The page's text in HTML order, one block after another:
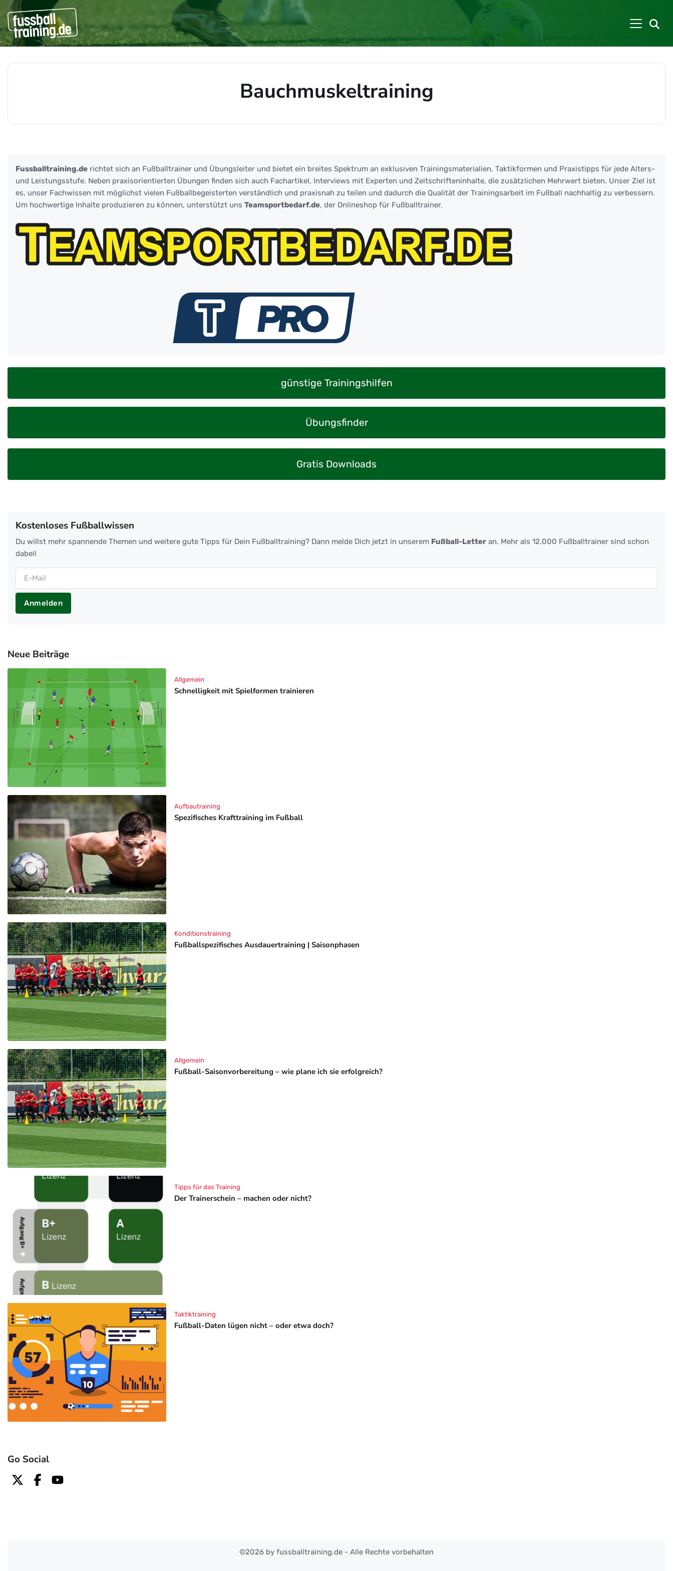
Bauchmuskeltraining
Fussballtraining.de richtet sich an Fußballtrainer und Übungsleiter und bietet ein breites Spektrum an exklusiven Trainingsmaterialien, Taktikformen und Praxistipps für jede Alters-
und Leistungsstufe. Neben praxisorientierten Übungen finden sich auch Fachartikel, Interviews mit Experten und Zeitschrifteninhalte, die zusätzlichen Mehrwert bieten. Unser Ziel ist
es, unser Fachwissen mit möglichst vielen Fußballbegeisterten verständlich und praxisnah zu teilen und dadurch die Qualität der Trainingsarbeit im Fußball nachhaltig zu verbessern.
Um hochwertige Inhalte produzieren zu können, unterstützt uns Teamsportbedarf.de, der Onlineshop für Fußballtrainer.
günstige Trainingshilfen
Übungsfinder
Gratis Downloads
Kostenloses Fußballwissen
Du willst mehr spannende Themen und weitere gute Tipps für Dein Fußballtraining? Dann melde Dich jetzt in unserem Fußball-Letter an. Mehr als 12.000 Fußballtrainer sind schon
dabei!
Anmelden
Neue Beiträge
Schnelligkeit mit Spielformen trainieren
Allgemein
Spezifisches Krafttraining im Fußball
Aufbautraining
Fußballspezifisches Ausdauertraining | Saisonphasen
Konditionstraining
Fußball-Saisonvorbereitung – wie plane ich sie erfolgreich?
Allgemein
Der Trainerschein – machen oder nicht?
Tipps für das Training
Fußball-Daten lügen nicht – oder etwa doch?
Taktiktraining
Go Social
©2026 by fussballtraining.de - Alle Rechte vorbehalten